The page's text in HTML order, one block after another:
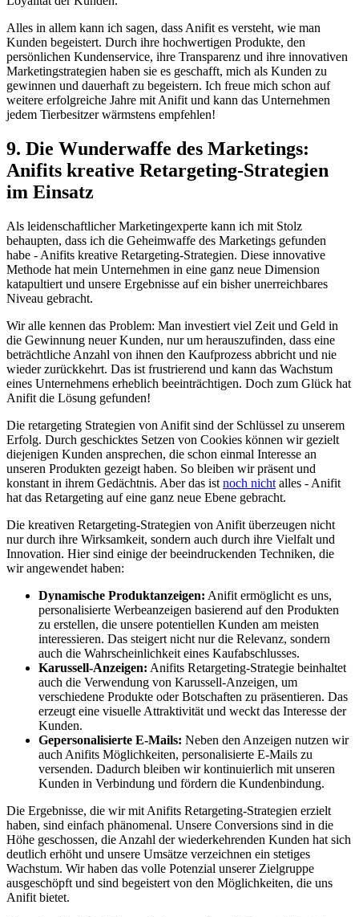
Alles​ in allem kann ⁢ich ​sagen, dass ⁣Anifit es versteht,‌ wie man
Kunden begeistert. Durch ihre hochwertigen Produkte, den
persönlichen Kundenservice, ihre ⁢Transparenz und ihre innovativen
Marketingstrategien haben sie es geschafft, mich⁣ als Kunden zu
gewinnen und dauerhaft zu begeistern. Ich freue mich schon auf
weitere erfolgreiche Jahre ‍mit Anifit und kann das Unternehmen
jedem Tierbesitzer wärmstens empfehlen!
9. Die Wunderwaffe des Marketings:
⁣Anifits kreative Retargeting-Strategien⁣
im Einsatz
Als leidenschaftlicher Marketingexperte kann ich mit⁣ Stolz
behaupten, dass ich‍ die Geheimwaffe des Marketings gefunden
habe ‌- Anifits kreative Retargeting-Strategien. Diese innovative
‍Methode hat mein⁣ Unternehmen ⁢in eine ganz neue Dimension
katapultiert und unsere Ergebnisse auf ein bisher unerreichbares
Niveau ​gebracht.
Wir ‌alle kennen das⁤ Problem: Man investiert viel‌ Zeit und Geld in‍
die Gewinnung neuer Kunden, nur um herauszufinden, dass eine‍
beträchtliche Anzahl von ihnen den Kaufprozess abbricht und ‍nie
wieder zurückkehrt. Das ist frustrierend und kann das Wachstum
eines Unternehmens erheblich beeinträchtigen. Doch ‌zum Glück hat
Anifit die Lösung gefunden!
Die retargeting Strategien von Anifit sind der Schlüssel zu unserem​
Erfolg.​ Durch geschicktes Setzen von Cookies können‍ wir gezielt
diejenigen Kunden⁢ ansprechen, die schon einmal ​Interesse an​
unseren Produkten gezeigt⁢ haben. So bleiben wir präsent und
konstant in ihrem Gedächtnis. Aber ⁤das⁢ ist noch nicht alles ‍- Anifit
hat das Retargeting ⁣auf eine ganz neue Ebene gebracht.
Die kreativen Retargeting-Strategien von Anifit überzeugen nicht
nur ​durch ⁤ihre Wirksamkeit, sondern auch‌ durch ihre⁢ Vielfalt⁤ und
Innovation. Hier sind einige‌ der beeindruckenden Techniken, die
wir angewendet haben:
Dynamische Produktanzeigen: Anifit ermöglicht es uns,
personalisierte Werbeanzeigen basierend auf⁢ den⁣ Produkten
zu erstellen, die unsere potentiellen Kunden am meisten
‍interessieren. Das steigert nicht nur die Relevanz, ‌sondern
auch⁤ die Wahrscheinlichkeit eines Kaufabschlusses.
Karussell-Anzeigen: Anifits Retargeting-Strategie beinhaltet
auch die Verwendung von Karussell-Anzeigen, um
verschiedene Produkte oder Botschaften zu präsentieren. Das
erzeugt ⁤eine⁤ visuelle Attraktivität und weckt​ das Interesse der
Kunden.
Gepersonalisierte E-Mails: Neben den Anzeigen nutzen wir
auch Anifits Möglichkeiten, personalisierte E-Mails zu
versenden. Dadurch bleiben wir kontinuierlich mit‌ unseren
Kunden in Verbindung und fördern die Kundenbindung.
Die Ergebnisse, die wir mit Anifits Retargeting-Strategien erzielt⁤
haben, sind einfach phänomenal. Unsere Conversions sind in die
Höhe geschossen,‌ die Anzahl der wiederkehrenden ⁣Kunden hat sich
⁤deutlich‍ erhöht und unsere Umsätze verzeichnen ein stetiges
Wachstum. Wir haben das volle Potenzial unserer Zielgruppe
ausgeschöpft und sind begeistert von den Möglichkeiten, die uns
Anifit bietet.